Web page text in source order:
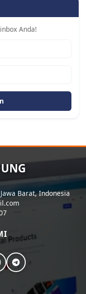
Anda!
Barat, Indonesia